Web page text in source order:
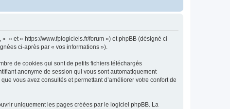
» et « https://www.fplogiciels.fr/forum ») et phpBB (désigné ci-
ci-après par « vos informations »).
de cookies qui sont de petits fichiers téléchargés
anonyme de session qui vous sont automatiquement
vous avez consultés et permettant d’améliorer votre confort de
uniquement les pages créées par le logiciel phpBB. La